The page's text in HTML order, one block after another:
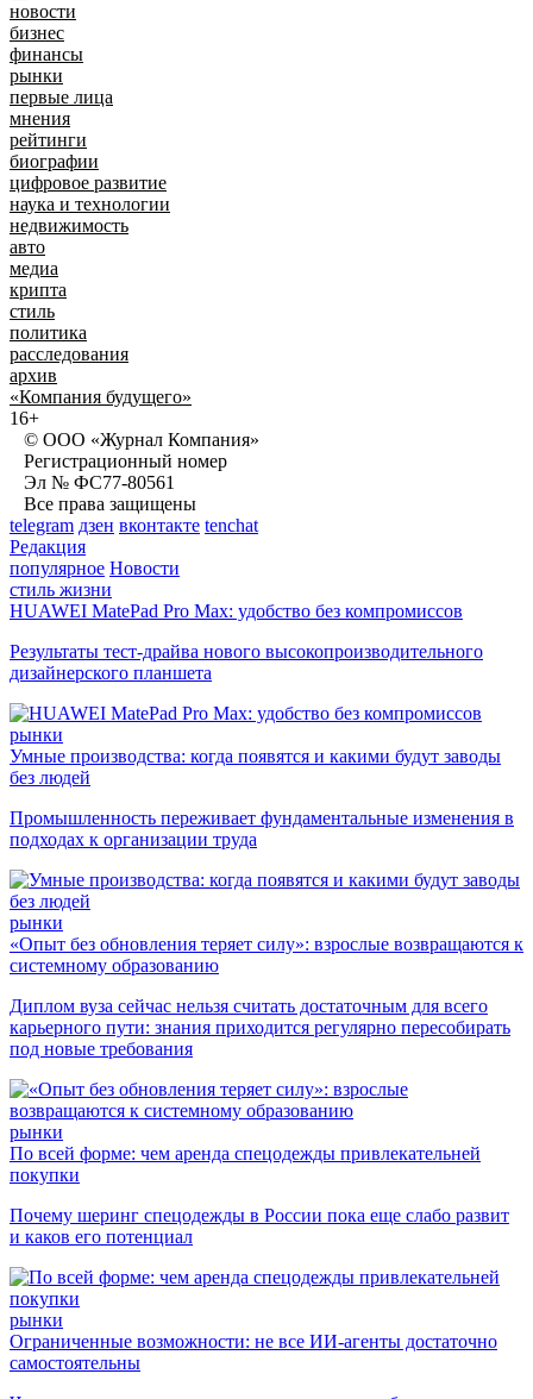
новости
бизнес
финансы
рынки
первые лица
мнения
рейтинги
биографии
цифровое развитие
наука и технологии
недвижимость
авто
медиа
крипта
стиль
политика
расследования
архив
«Компания будущего»
16+
© ООО «Журнал Компания»
Регистрационный номер
Эл № ФС77-80561
Все права защищены
telegram дзен вконтакте tenchat
Редакция
популярное Новости
стиль жизни
HUAWEI MatePad Pro Max: удобство без компромиссов
Результаты тест-драйва нового высокопроизводительного
дизайнерского планшета
рынки
Умные производства: когда появятся и какими будут заводы
без людей
Промышленность переживает фундаментальные изменения в
подходах к организации труда
рынки
«Опыт без обновления теряет силу»: взрослые возвращаются к
системному образованию
Диплом вуза сейчас нельзя считать достаточным для всего
карьерного пути: знания приходится регулярно пересобирать
под новые требования
рынки
По всей форме: чем аренда спецодежды привлекательней
покупки
Почему шеринг спецодежды в России пока еще слабо развит
и каков его потенциал
рынки
Ограниченные возможности: не все ИИ-агенты достаточно
самостоятельны